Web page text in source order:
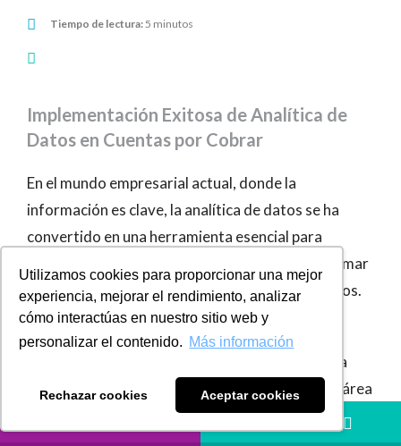
Utilizamos cookies para proporcionar una mejor
experiencia, mejorar el rendimiento, analizar
cómo interactúas en nuestro sitio web y
personalizar el contenido. Más información
Rechazar cookies Aceptar cookies
Tiempo de lectura:5 minutos
Implementación Exitosa de Analítica de
Datos en Cuentas por Cobrar
En el mundo empresarial actual, donde la
información es clave, la analítica de datos se ha
convertido en una herramienta esencial para
optimizar procesos y establecer la cultura de tomar
decisiones informadas, es decir, basadas en datos.
La gestión eficiente de las cuentas por cobrar es
vital para la salud financiera de una empresa, y la
implementación de la analítica de datos en esta área
puede marcar la diferencia notablemente.